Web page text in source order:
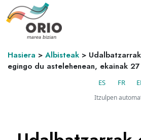
Hasiera > Albisteak >
egingo du astelehenean, ekainak 27
ES FR
Itzulpen